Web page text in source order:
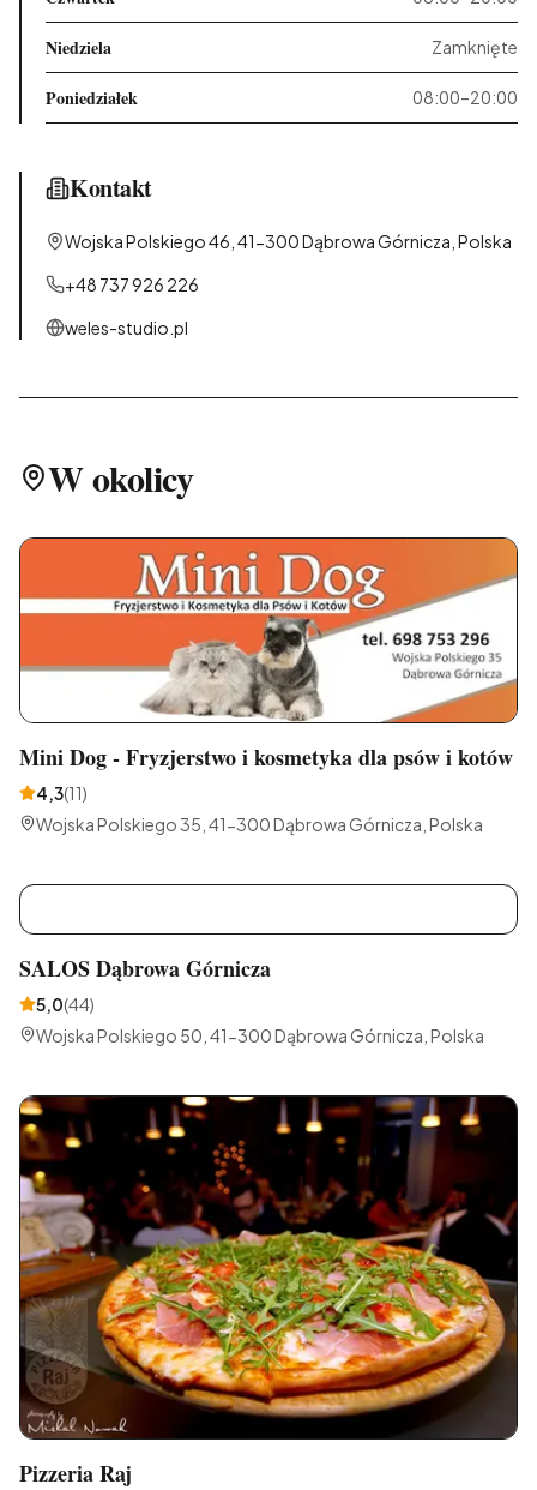
Niedziela Zamknięte
Poniedziałek 08:00–20:00
Kontakt
Wojska Polskiego 46, 41-300 Dąbrowa Górnicza, Polska
+48 737 926 226
weles-studio.pl
W okolicy
Mini Dog - Fryzjerstwo i kosmetyka dla psów i kotów
4,3(11)
Wojska Polskiego 35, 41-300 Dąbrowa Górnicza, Polska
SALOS Dąbrowa Górnicza
5,0(44)
Wojska Polskiego 50, 41-300 Dąbrowa Górnicza, Polska
Pizzeria Raj